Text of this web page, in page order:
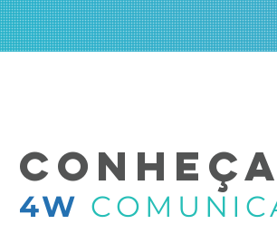
4W